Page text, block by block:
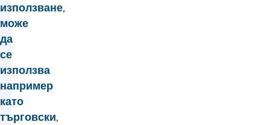
използване,
може
да
се
използва
например
като
търговски,